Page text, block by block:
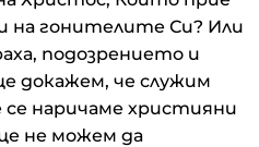
гонителите Си? Или
подозрението и
докажем, че служим
се наричаме християни
не можем да